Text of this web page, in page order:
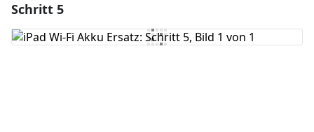
Kommentar hinzufügen
Schritt 5